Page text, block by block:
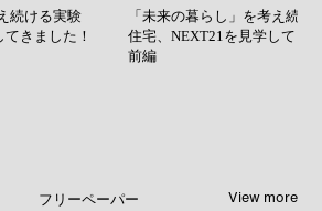
続ける実験
きました！
「未来の暮らし」を考え続け
住宅、NEXT21を見学してき
前編
フリーペーパー View more